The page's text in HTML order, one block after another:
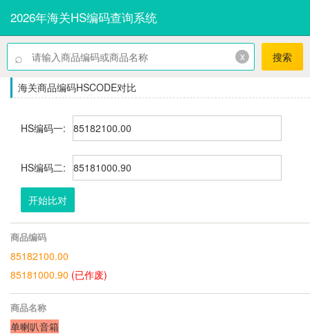
2026年海关HS编码查询系统
⌕ x 搜索
海关商品编码HSCODE对比
HS编码一:
HS编码二:
开始比对
商品编码
85182100.00
85181000.90 (已作废)
商品名称
单喇叭音箱